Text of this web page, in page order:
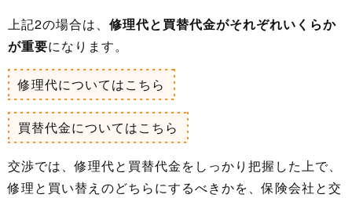
上記2の場合は、 修理代と買替代金がそれぞれいくらか
が重要になります。
修理代についてはこちら
買替代金についてはこちら
交渉では、修理代と買替代金をしっかり把握した上で、
修理と買い替えのどちらにするべきかを、保険会社と交